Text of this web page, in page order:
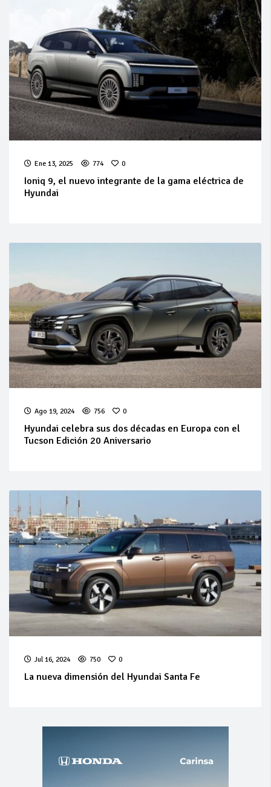
Ene 13, 2025 774 0
Ioniq 9, el nuevo integrante de la gama eléctrica de
Hyundai
Ago 19, 2024 756 0
Hyundai celebra sus dos décadas en Europa con el
Tucson Edición 20 Aniversario
Jul 16, 2024 750 0
La nueva dimensión del Hyundai Santa Fe